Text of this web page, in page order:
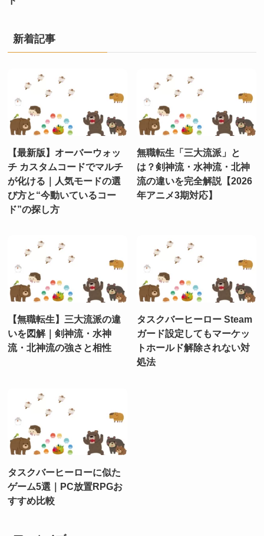
新着記事
【最新版】オーバーウォッ
チ カスタムコードでマルチ
が化ける｜人気モードの選
び方と“今動いているコー
ド”の探し方
無職転生「三大流派」と
は？剣神流・水神流・北神
流の違いを完全解説【2026
年アニメ3期対応】
【無職転生】三大流派の違
いを図解｜剣神流・水神
流・北神流の強さと相性
タスクバーヒーロー Steam
ガード設定してもマーケッ
トホールド解除されない対
処法
タスクバーヒーローに似た
ゲーム5選｜PC放置RPGお
すすめ比較